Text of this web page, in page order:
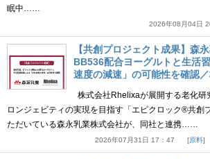
眠中……
2026年08月04日
【共創プロジェクト成果】森
BB536配合ヨーグルトと生活
速度の減速」の可能性を確認
株式会社Rhelixaが展開する老化研
ロンジェビティの実現を目指す「エピクロック®共創
ただいている森永乳業株式会社が、同社と連携……
2026年07月31日 17：47 原料